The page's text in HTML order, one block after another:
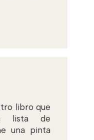
libro que
lista de
una pinta